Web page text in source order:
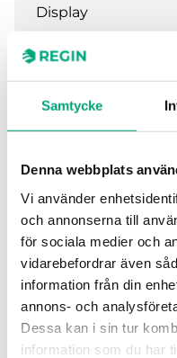
Samtycke
Denna webbplats
Vi använder
och annonserna till
för sociala medier och
vidarebefordrar även
information från din
annons- och
Dessa kan i sin tur
information som du har
Display
Gränsvärden
medietemperatur
Instickslängd
Diameter, dykrör
Mätområde, temp
Elementtyp
Nominell resistans